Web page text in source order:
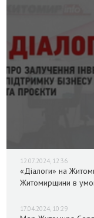
12.07.2024, 12:36
«Діалоги» на
Житомирщини в
17.04.2024, 10:29